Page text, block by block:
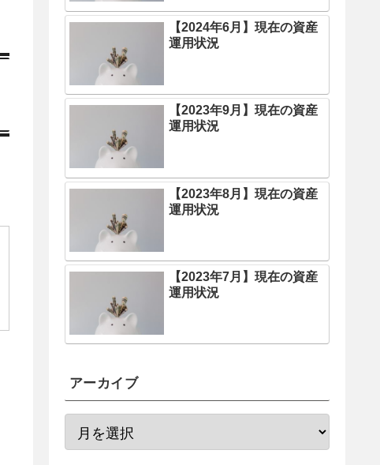
【2024年6月】現在の資産
運用状況
【2023年9月】現在の資産
運用状況
【2023年8月】現在の資産
運用状況
【2023年7月】現在の資産
運用状況
アーカイブ